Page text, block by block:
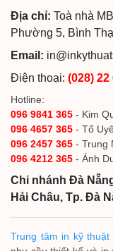
Địa chỉ: Toà nhà
Phường 5, Bình
Email:
Điện thoại: (028) 22
Hotline:
096 9841 365 - Kim
096 4657 365 - Tố
096 2457 365 - Trung
096 4212 365 - Ánh
Chi nhánh Đà
Hải Châu, Tp. Đà
Trung tâm in kỹ thuật